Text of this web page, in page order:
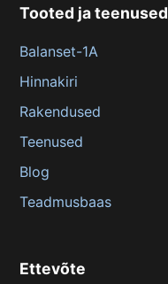
Tooted ja teenused
Balanset-1A
Hinnakiri
Rakendused
Teenused
Blog
Teadmusbaas
Ettevõte